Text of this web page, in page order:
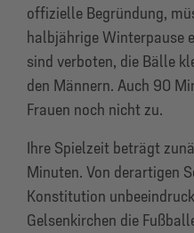
offizielle Begründung,
halbjährige Winterpause
sind verboten, die Bälle
den Männern. Auch 90
Frauen noch nicht zu.
Ihre Spielzeit beträgt
Minuten. Von derartigen
Konstitution
Gelsenkirchen die